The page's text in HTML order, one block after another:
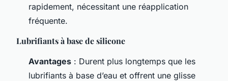
rapidement, nécessitant une réapplication
fréquente.
Lubrifiants à base de silicone
Avantages : Durent plus longtemps que les
lubrifiants à base d’eau et offrent une glisse